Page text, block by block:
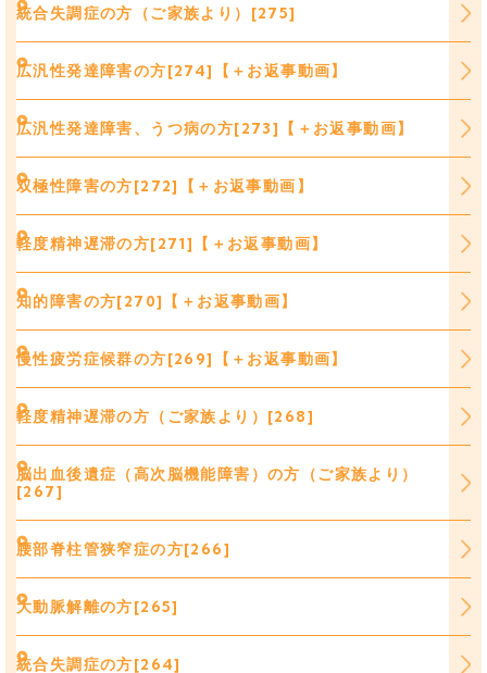
統合失調症の方（ご家族より）[275]
広汎性発達障害の方[274]【＋お返事動画】
広汎性発達障害、うつ病の方[273]【＋お返事動画】
双極性障害の方[272]【＋お返事動画】
軽度精神遅滞の方[271]【＋お返事動画】
知的障害の方[270]【＋お返事動画】
慢性疲労症候群の方[269]【＋お返事動画】
軽度精神遅滞の方（ご家族より）[268]
脳出血後遺症（高次脳機能障害）の方（ご家族より）
[267]
腰部脊柱管狭窄症の方[266]
大動脈解離の方[265]
統合失調症の方[264]